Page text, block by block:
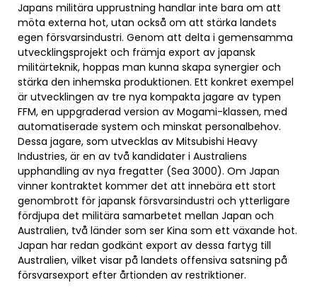
Japans militära upprustning handlar inte bara om att
möta externa hot, utan också om att stärka landets
egen försvarsindustri. Genom att delta i gemensamma
utvecklingsprojekt och främja export av japansk
militärteknik, hoppas man kunna skapa synergier och
stärka den inhemska produktionen. Ett konkret exempel
är utvecklingen av tre nya kompakta jagare av typen
FFM, en uppgraderad version av Mogami-klassen, med
automatiserade system och minskat personalbehov.
Dessa jagare, som utvecklas av Mitsubishi Heavy
Industries, är en av två kandidater i Australiens
upphandling av nya fregatter (Sea 3000). Om Japan
vinner kontraktet kommer det att innebära ett stort
genombrott för japansk försvarsindustri och ytterligare
fördjupa det militära samarbetet mellan Japan och
Australien, två länder som ser Kina som ett växande hot.
Japan har redan godkänt export av dessa fartyg till
Australien, vilket visar på landets offensiva satsning på
försvarsexport efter årtionden av restriktioner.